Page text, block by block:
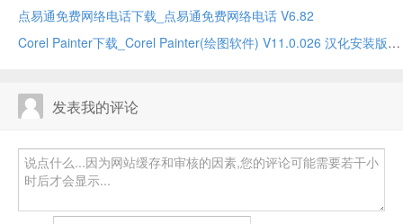
点易通免费网络电话下载_点易通免费网络电话 V6.82
Corel Painter下载_Corel Painter(绘图软件) V11.0.026 汉化安装版
发表我的评论